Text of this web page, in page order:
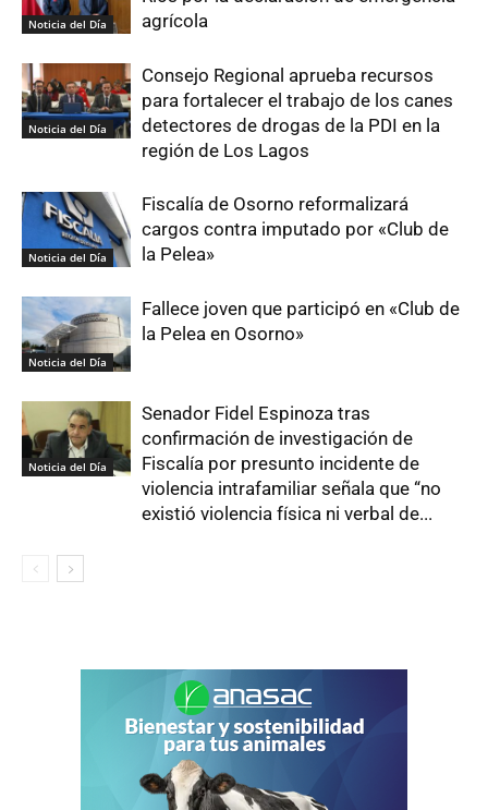
Noticia del Día
agrícola
Noticia del Día
Consejo Regional aprueba recursos
para fortalecer el trabajo de los canes
detectores de drogas de la PDI en la
región de Los Lagos
Noticia del Día
Fiscalía de Osorno reformalizará
cargos contra imputado por «Club de
la Pelea»
Noticia del Día
Fallece joven que participó en «Club de
la Pelea en Osorno»
Noticia del Día
Senador Fidel Espinoza tras
confirmación de investigación de
Fiscalía por presunto incidente de
violencia intrafamiliar señala que “no
existió violencia física ni verbal de...